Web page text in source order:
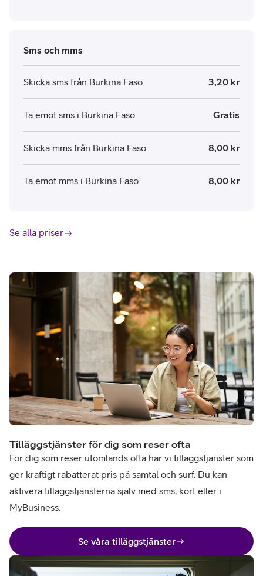
Sms och mms
Skicka sms från Burkina Faso 3,20 kr
Ta emot sms i Burkina Faso Gratis
Skicka mms från Burkina Faso 8,00 kr
Ta emot mms i Burkina Faso 8,00 kr
Se alla priser
Tilläggstjänster för dig som reser ofta
För dig som reser utomlands ofta har vi tilläggstjänster som
ger kraftigt rabatterat pris på samtal och surf. Du kan
aktivera tilläggstjänsterna själv med sms, kort eller i
MyBusiness.
Se våra tilläggstjänster